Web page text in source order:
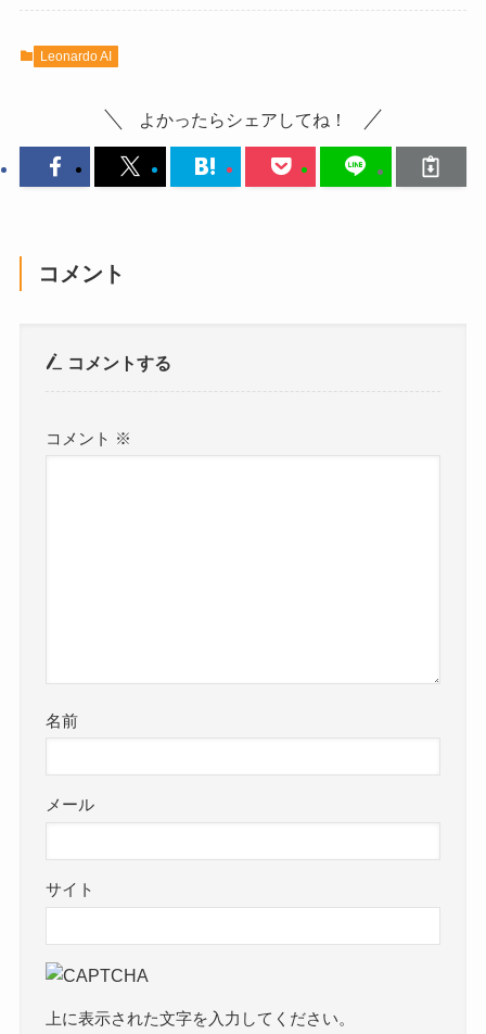
Leonardo AI
よかったらシェアしてね！
コメント
コメントする
コメント ※
名前
メール
サイト
上に表示された文字を入力してください。